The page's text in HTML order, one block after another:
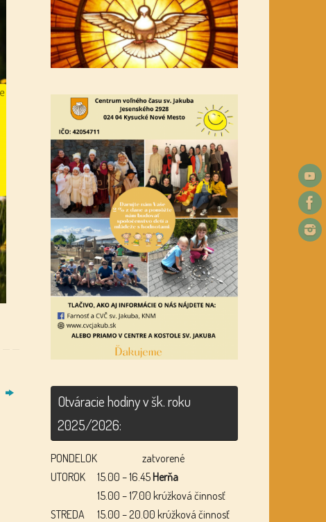
Otváracie hodiny v šk. roku
2025/2026:
PONDELOK
zatvorené
UTOROK
15.00 – 16.45Herňa
15.00 – 17.00 krúžková činnosť
STREDA
15.00 – 20.00 krúžková činnosť